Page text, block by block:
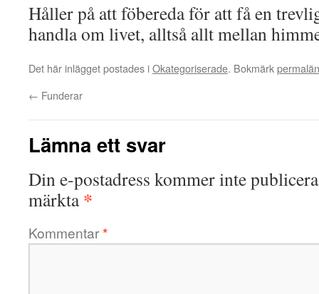
Håller på att föbereda för att få en
handla om livet, alltså allt mellan
Det här inlägget postades iOkategoriserade. Bokmärk
← Funderar
Lämna ett svar
Din e-postadress kommer inte
märkta*
Kommentar*